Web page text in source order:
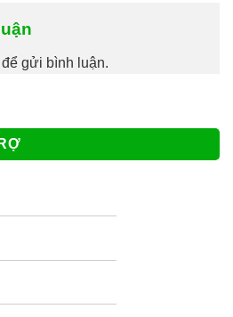
để gửi bình luận.